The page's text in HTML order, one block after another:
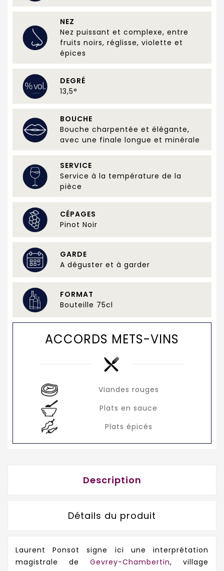
NEZ
Nez puissant et complexe, entre
fruits noirs, réglisse, violette et
épices
DEGRÉ
13,5°
BOUCHE
Bouche charpentée et élégante,
avec une finale longue et minérale
SERVICE
Service à la température de la
pièce
CÉPAGES
Pinot Noir
GARDE
A déguster et à garder
FORMAT
Bouteille 75cl
ACCORDS METS-VINS
Viandes rouges
Plats en sauce
Plats épicés
Description
Détails du produit
Laurent Ponsot signe ici une interprétation
magistrale de Gevrey-Chambertin, village